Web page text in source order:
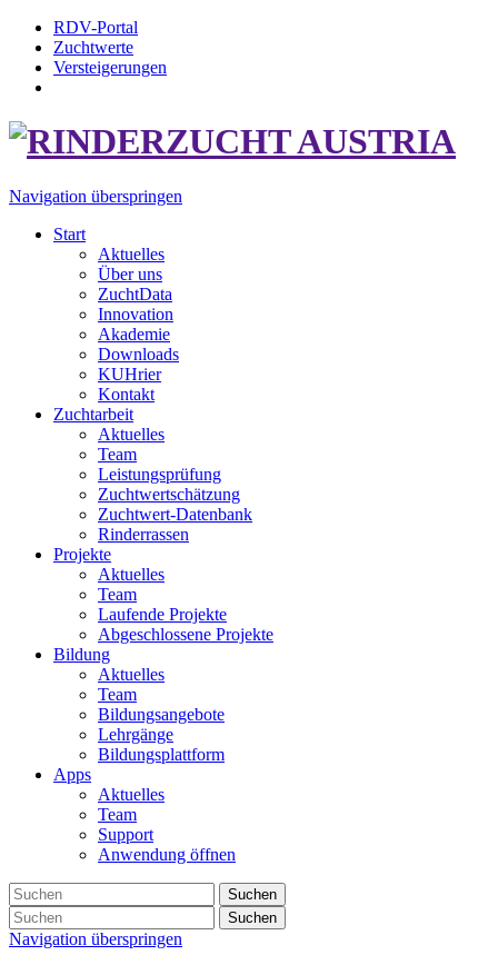
RDV-Portal
Zuchtwerte
Versteigerungen
Navigation überspringen
Start
Aktuelles
Über uns
ZuchtData
Innovation
Akademie
Downloads
KUHrier
Kontakt
Zuchtarbeit
Aktuelles
Team
Leistungsprüfung
Zuchtwertschätzung
Zuchtwert-Datenbank
Rinderrassen
Projekte
Aktuelles
Team
Laufende Projekte
Abgeschlossene Projekte
Bildung
Aktuelles
Team
Bildungsangebote
Lehrgänge
Bildungsplattform
Apps
Aktuelles
Team
Support
Anwendung öffnen
Suchen
Suchen
Navigation überspringen